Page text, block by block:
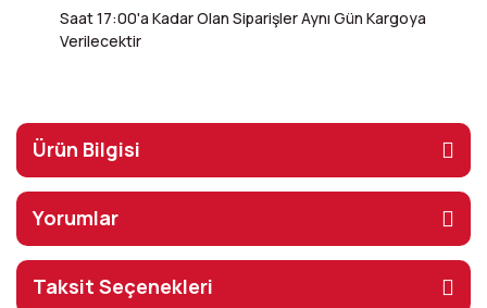
Saat 17:00'a Kadar Olan Siparişler Aynı Gün Kargoya
Verilecektir
Ürün Bilgisi
Yorumlar
Taksit Seçenekleri